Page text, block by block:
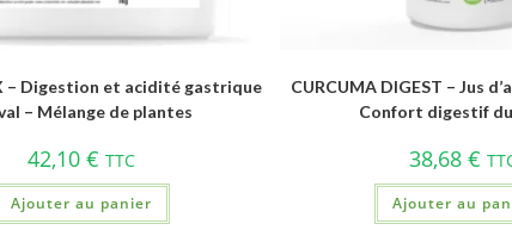
– Digestion et acidité gastrique
– Mélange de plantes
42,10 € TTC
Ajouter au panier
CURCUMA DIGEST – Jus
Confort digestif
38,68€
Ajouter au